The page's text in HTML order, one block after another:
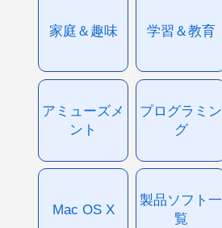
家庭＆趣味 学習＆教育
アミューズメ
ント
プログラミン
グ
Mac OS X
製品ソフト一
覧